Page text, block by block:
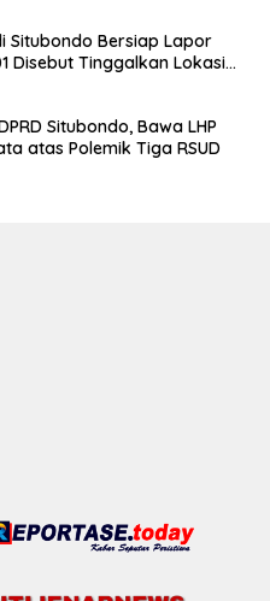
Situbondo Bersiap Lapor
Disebut Tinggalkan Lokasi
Situbondo, Bawa LHP
atas Polemik Tiga RSUD